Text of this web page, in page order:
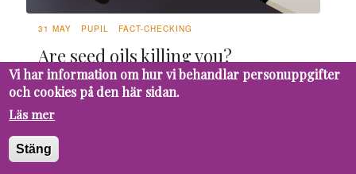
31 MAY PUPIL FACT-CHECKING
Are seed oils killing you?
Knowing whether seed oils are healthy or not
has become a nigh impossible feat in recent
years with health professionals seemingly
contradicting each other in every aspect of
the matter.
Vi har information om hur vi behandlar personuppgifter
och cookies på den här sidan.
Läs mer
Stäng